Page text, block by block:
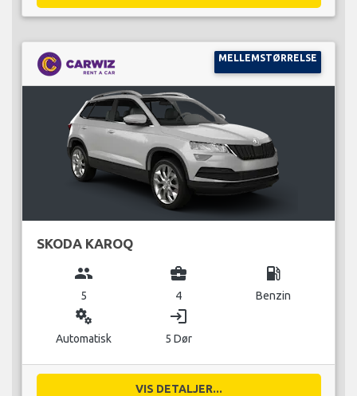
MELLEMSTØRRELSE
SKODA KAROQ
group
5
business_center
4
local_gas_station
Benzin
miscellaneous_services
Automatisk
login
5 Dør
VIS DETALJER...